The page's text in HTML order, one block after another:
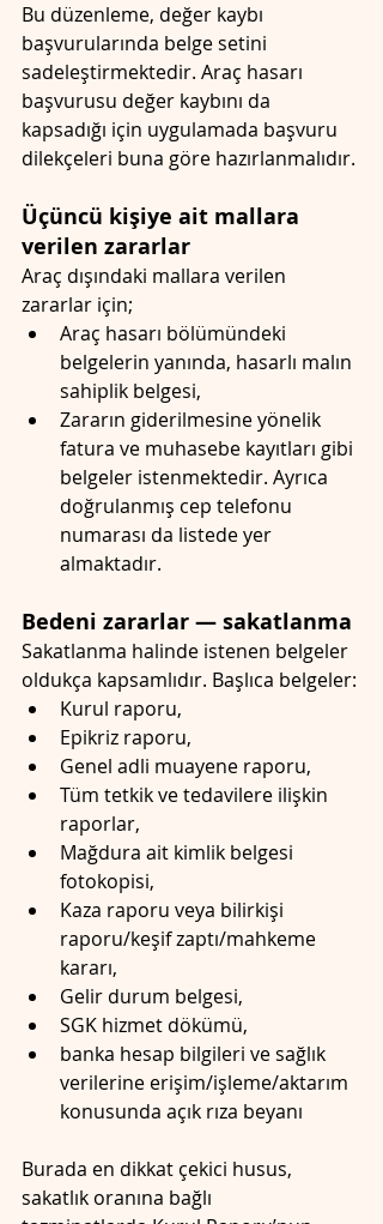
Bu düzenleme, değer kaybı
başvurularında belge setini
sadeleştirmektedir. Araç hasarı
başvurusu değer kaybını da
kapsadığı için uygulamada başvuru
dilekçeleri buna göre hazırlanmalıdır.
Üçüncü kişiye ait mallara
verilen zararlar
Araç dışındaki mallara verilen
zararlar için;
Araç hasarı bölümündeki
belgelerin yanında, hasarlı malın
sahiplik belgesi,
Zararın giderilmesine yönelik
fatura ve muhasebe kayıtları gibi
belgeler istenmektedir. Ayrıca
doğrulanmış cep telefonu
numarası da listede yer
almaktadır.
Bedeni zararlar — sakatlanma
Sakatlanma halinde istenen belgeler
oldukça kapsamlıdır. Başlıca belgeler:
Kurul raporu,
Epikriz raporu,
Genel adli muayene raporu,
Tüm tetkik ve tedavilere ilişkin
raporlar,
Mağdura ait kimlik belgesi
fotokopisi,
Kaza raporu veya bilirkişi
raporu/keşif zaptı/mahkeme
kararı,
Gelir durum belgesi,
SGK hizmet dökümü,
banka hesap bilgileri ve sağlık
verilerine erişim/işleme/aktarım
konusunda açık rıza beyanı
Burada en dikkat çekici husus,
sakatlık oranına bağlı